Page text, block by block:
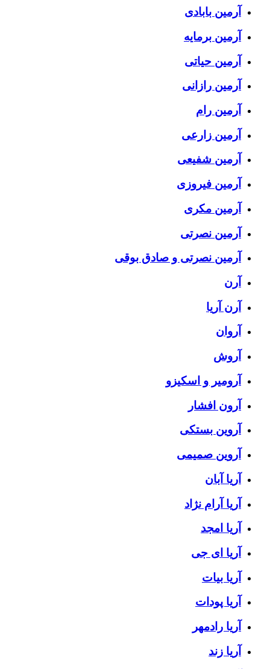
آرمین بابادی
آرمین برمایه
آرمین حیاتی
آرمین رازانی
آرمین رام
آرمین زارعی
آرمین شفیعی
آرمین فیروزی
آرمین مکری
آرمین نصرتی
آرمین نصرتی و صادق بوقی
آرن
آرن آریا
آروان
آروش
آرومیر و اسکیزو
آرون افشار
آروین بستکی
آروین صمیمی
آریا آبان
آریا آرام نژاد
آریا امجد
آریا ای جی
آریا بیات
آریا پودات
آریا رادمهر
آریا زند